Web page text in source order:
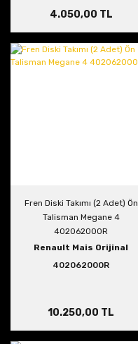
4.050,00 TL
Fren Diski Takımı (2 Adet) Ön
Talisman Megane 4
402062000R
Renault Mais Orijinal
402062000R
10.250,00 TL